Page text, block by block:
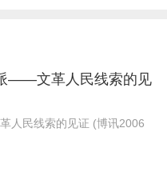
——文革人民线索的见
人民线索的见证 (博讯2006